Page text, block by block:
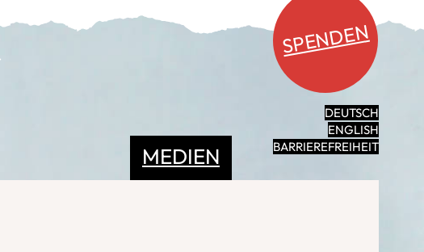
SPENDEN
DEUTSCH
ENGLISH
BARRIEREFREIHEIT
MEDIEN